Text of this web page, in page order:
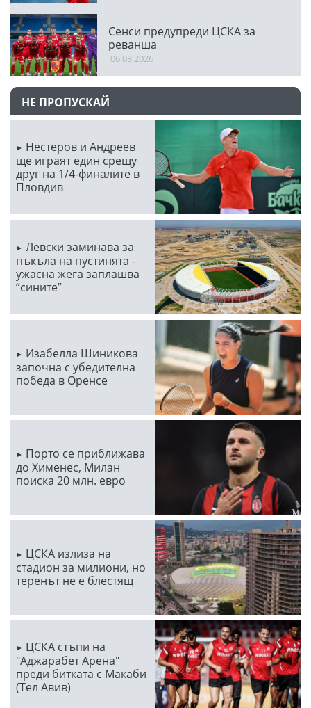
Сенси предупреди ЦСКА за
реванша
06.08.2026
НЕ ПРОПУСКАЙ
Нестеров и Андреев
ще играят един срещу
друг на 1/4-финалите в
Пловдив
Левски заминава за
пъкъла на пустинята -
ужасна жега заплашва
“сините”
Изабелла Шиникова
започна с убедителна
победа в Оренсе
Порто се приближава
до Хименес, Милан
поиска 20 млн. евро
ЦСКА излиза на
стадион за милиони, но
теренът не е блестящ
ЦСКА стъпи на
"Аджарабет Арена"
преди битката с Макаби
(Тел Авив)